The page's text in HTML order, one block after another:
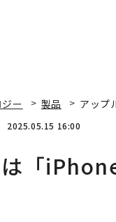
ー 製品 アップ
2025.05.15 16:00
「